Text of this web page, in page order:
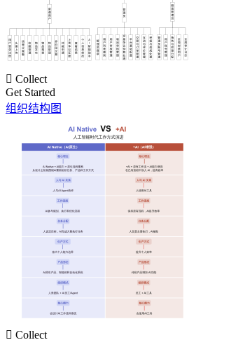
 Collect
Get Started
组织结构图
 Collect